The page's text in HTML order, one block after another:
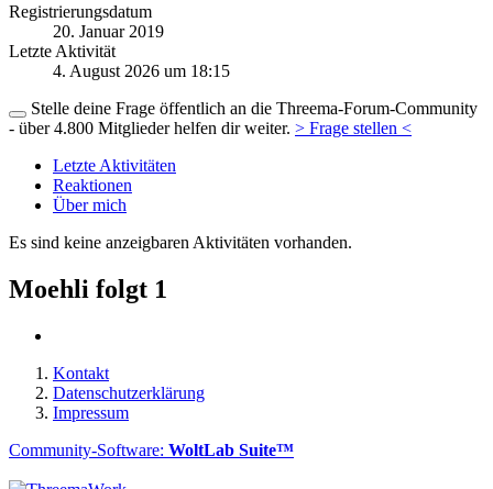
Registrierungsdatum
20. Januar 2019
Letzte Aktivität
4. August 2026 um 18:15
Stelle deine Frage öffentlich an die Threema-Forum-Community
- über 4.800 Mitglieder helfen dir weiter. > Frage stellen <
Letzte Aktivitäten
Reaktionen
Über mich
Es sind keine anzeigbaren Aktivitäten vorhanden.
Moehli folgt 1
Kontakt
Datenschutzerklärung
Impressum
Community-Software: WoltLab Suite™